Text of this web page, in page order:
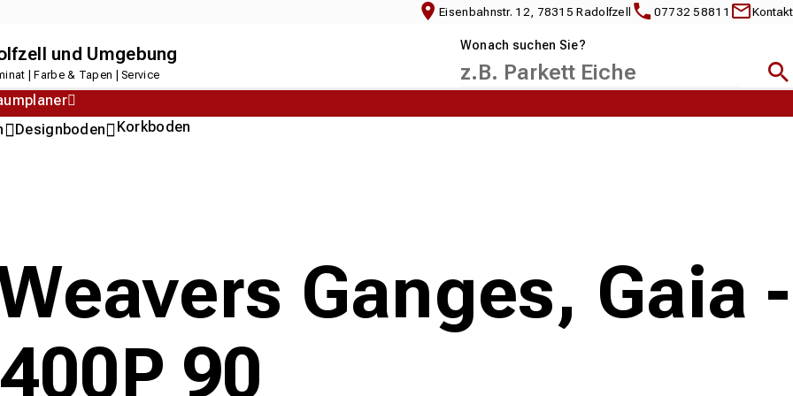
Eisenbahnstr. 12, 78315 Radolfzell 07732 58811 Kontakt
und Umgebung
| Farbe & Tapen | Service
Wonach suchen Sie?
Designboden Korkboden
Ganges, Gaia -
90